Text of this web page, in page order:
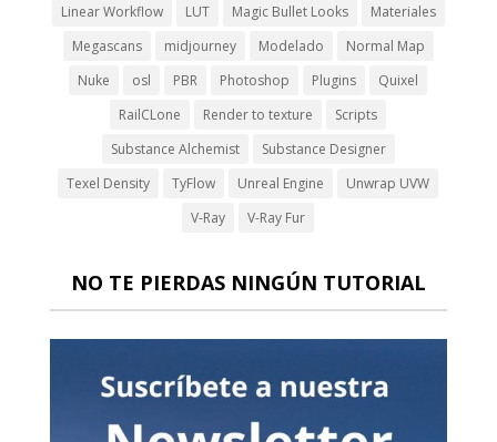
Linear Workflow LUT Magic Bullet Looks
Materiales
Megascans
midjourney Modelado
Normal Map
Nuke
osl PBR Photoshop Plugins
Quixel
RailCLone
Render to texture
Scripts
Substance Alchemist
Substance Designer
Texel Density
TyFlow Unreal Engine
Unwrap UVW
V-Ray
V-Ray Fur
NO TE PIERDAS NINGÚN TUTORIAL